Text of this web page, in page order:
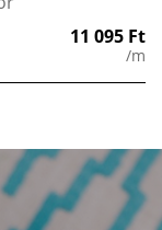
11 095 Ft
/m